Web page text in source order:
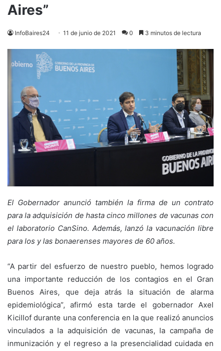
Aires”
InfoBaires24 11 de junio de 2021 0 3 minutos de lectura
El Gobernador anunció también la firma de un contrato
para la adquisición de hasta cinco millones de vacunas con
el laboratorio CanSino. Además, lanzó la vacunación libre
para los y las bonaerenses mayores de 60 años.
“A partir del esfuerzo de nuestro pueblo, hemos logrado
una importante reducción de los contagios en el Gran
Buenos Aires, que deja atrás la situación de alarma
epidemiológica”, afirmó esta tarde el gobernador Axel
Kicillof durante una conferencia en la que realizó anuncios
vinculados a la adquisición de vacunas, la campaña de
inmunización y el regreso a la presencialidad cuidada en